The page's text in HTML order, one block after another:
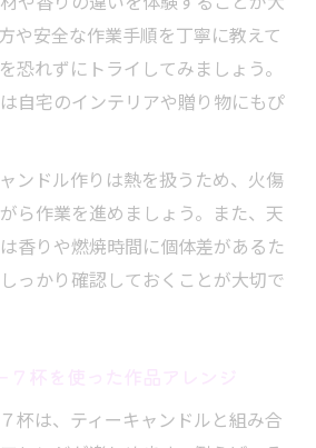
や安全な作業手順を丁寧に教えて
恐れずにトライしてみましょう。
自宅のインテリアや贈り物にもぴ
ンドル作りは熱を扱うため、火傷
ら作業を進めましょう。また、天
香りや燃焼時間に個体差があるた
っかり確認しておくことが大切で
杯は、ティーキャンドルと組み合